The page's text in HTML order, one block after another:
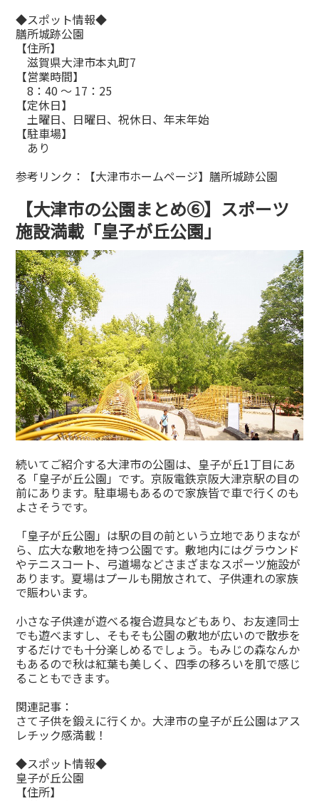
◆スポット情報◆
膳所城跡公園
【住所】
滋賀県大津市本丸町7
【営業時間】
8：40 ～ 17：25
【定休日】
土曜日、日曜日、祝休日、年末年始
【駐車場】
あり
参考リンク：
【大津市ホームページ】膳所城跡公園
【大津市の公園まとめ⑥】スポーツ
施設満載「皇子が丘公園」
続いてご紹介する大津市の公園は、皇子が丘1丁目にあ
る「皇子が丘公園」です。京阪電鉄京阪大津京駅の目の
前にあります。駐車場もあるので家族皆で車で行くのも
よさそうです。
「皇子が丘公園」は駅の目の前という立地でありまなが
ら、広大な敷地を持つ公園です。敷地内にはグラウンド
やテニスコート、弓道場などさまざまなスポーツ施設が
あります。夏場はプールも開放されて、子供連れの家族
で賑わいます。
小さな子供達が遊べる複合遊具などもあり、お友達同士
でも遊べますし、そもそも公園の敷地が広いので散歩を
するだけでも十分楽しめるでしょう。もみじの森なんか
もあるので秋は紅葉も美しく、四季の移ろいを肌で感じ
ることもできます。
関連記事：
さて子供を鍛えに行くか。大津市の皇子が丘公園はアス
レチック感満載！
◆スポット情報◆
皇子が丘公園
【住所】